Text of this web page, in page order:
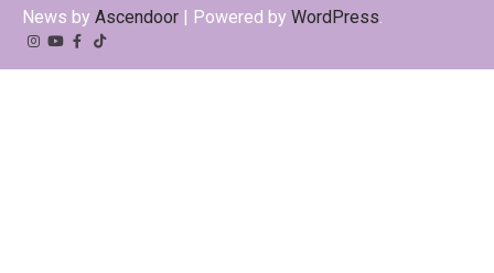
News by Ascendoor | Powered by WordPress
Instagram
YouTube
Facebook
Tiktok